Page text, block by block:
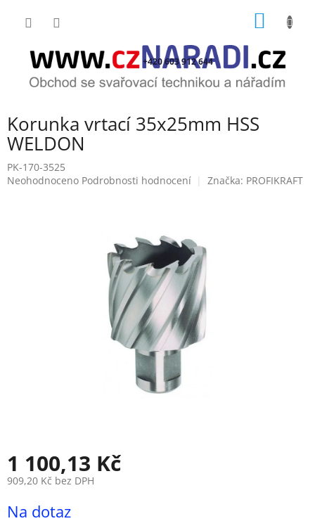
+420 603 912 644
Korunka vrtací 35x25mm HSS
WELDON
PK-170-3525
Průměrné
Neohodnoceno Podrobnosti hodnocení Značka: PROFIKRAFT
1 100,13 Kč
909,20 Kč bez DPH
cena:
Na dotaz